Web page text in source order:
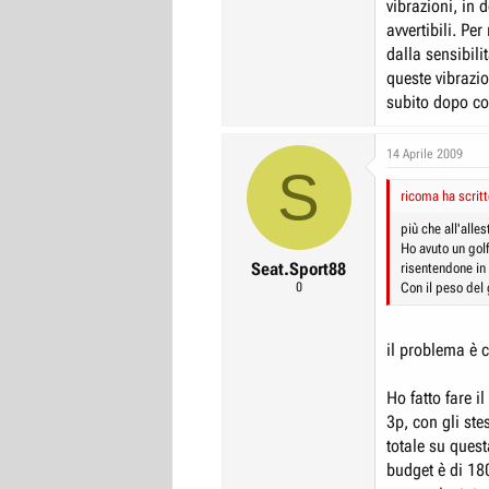
c'è un
VW che
omicidi.
Ma quei
in che senso
Qual'è la
Sulla nuova
vibrazioni, in
avvertibili.
dalla
queste
subito dopo
S
Seat.Sport88
0
14 Aprile 2009
ricoma ha
più che
Ho avuto un
risentendone
Con il peso del
il problema è
Ho fatto fare
3p, con gli
totale su
budget è di